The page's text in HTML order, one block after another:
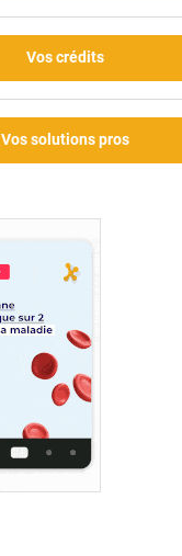
Vos crédits
Vos solutions pros